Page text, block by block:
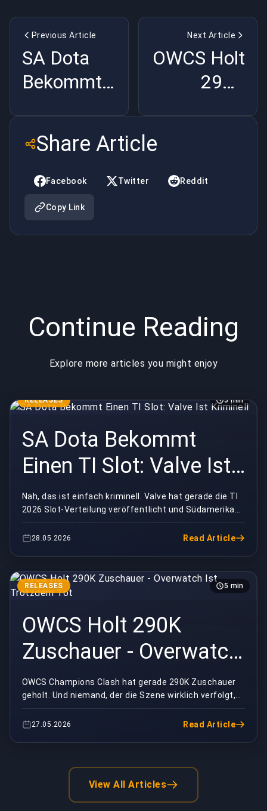
Previous Article
SA Dota
Bekommt
Slot: Valve
Ist
Kriminell
Next Article
OWCS Holt
290K
Overwatch
Share Article
Facebook Twitter Reddit
Copy Link
Continue Reading
Explore more articles you might enjoy
RELEASES 5 min
SA Dota Bekommt
Einen TI Slot: Valve Ist
Kriminell
Nah, das ist einfach kriminell. Valve hat gerade die TI
2026 Slot-Verteilung veröffentlicht und Südamerika
bekommt genau EINEN direkten Slot. Für die ...
28.05.2026 Read Article
RELEASES 5 min
OWCS Holt 290K
Zuschauer - Overwatch
Ist Trotzdem Tot
OWCS Champions Clash hat gerade 290K Zuschauer
geholt. Und niemand, der die Szene wirklich verfolgt,
feiert das.290.600 gleichzeitige Zuschauer. Das i...
27.05.2026 Read Article
View All Articles